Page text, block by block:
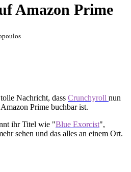
Amazon Prime
Nachricht, dass Crunchyroll nun
Prime buchbar ist.
ihr Titel wie "Blue Exorcist",
sehen und das alles an einem Ort.